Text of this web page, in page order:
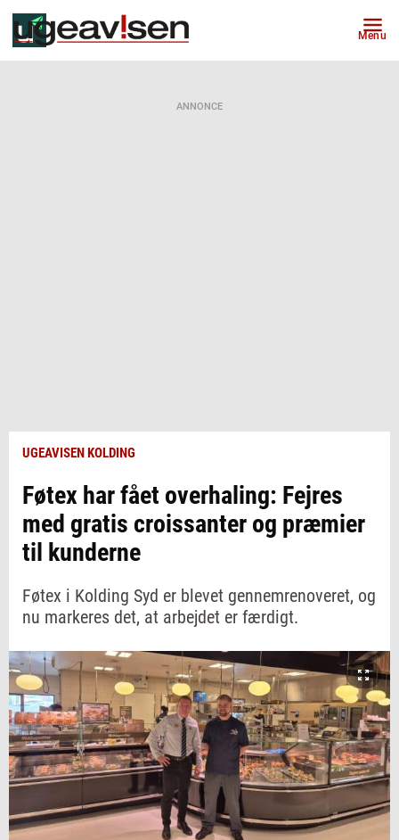
Menu
ANNONCE
UGEAVISEN KOLDING
Føtex har fået overhaling: Fejres
med gratis croissanter og præmier
til kunderne
Føtex i Kolding Syd er blevet gennemrenoveret, og
nu markeres det, at arbejdet er færdigt.